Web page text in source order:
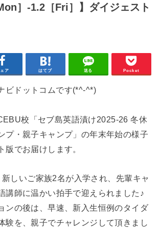
］-1.2［Fri］】ダイジェスト
ア はてブ 送る Pocket
ドットコムです(*^-^*)
校「セブ島英語漬け2025-26 冬休
プ・親子キャンプ」の年末年始の様子
版でお届けします。
しいご家族2名が入学され、先輩キャ
講師に温かい拍手で迎えられました♪
ンの後は、早速、新入生恒例のタイダ
験を、親子でチャレンジして頂きまし